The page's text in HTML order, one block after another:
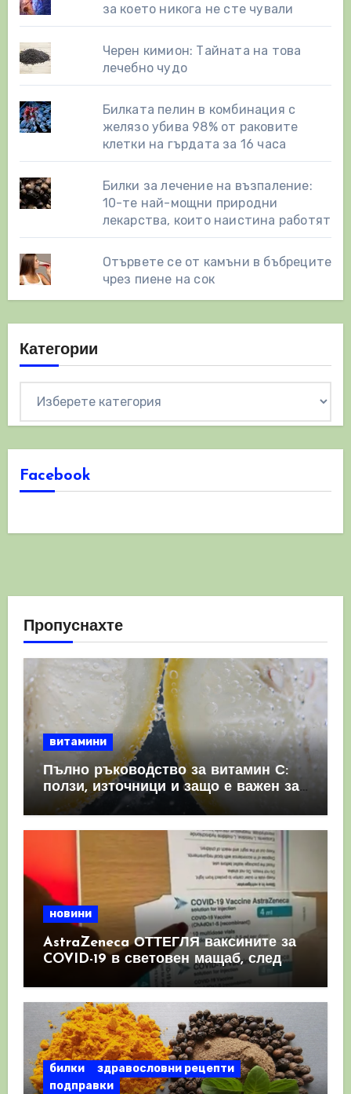
за което никога не сте чували
Черен кимион: Тайната на това
лечебно чудо
Билката пелин в комбинация с
желязо убива 98% от раковите
клетки на гърдата за 16 часа
Билки за лечение на възпаление:
10-те най-мощни природни
лекарства, които наистина работят
Отървете се от камъни в бъбреците
чрез пиене на сок
Категории
Facebook
Пропуснахте
витамини
Пълно ръководство за витамин С:
ползи, източници и защо е важен за
имунната система
новини
AstraZeneca ОТТЕГЛЯ ваксините за
COVID-19 в световен мащаб, след
като призна, че те причиняват
КРЪВНИ съсиреци
билки
здравословни рецепти
подправки